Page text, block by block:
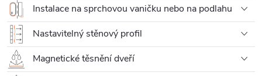
Instalace na sprchovou vaničku nebo na podlahu
Nastavitelný stěnový profil
Magnetické těsnění dveří